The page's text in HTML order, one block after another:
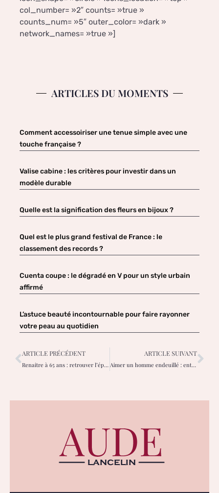
col_number= »2″ counts= »true »
counts_num= »5″ outer_color= »dark »
network_names= »true »]
ARTICLES DU MOMENTS
Comment accessoiriser une tenue simple avec une
touche française ?
Valise cabine : les critères pour investir dans un
modèle durable
Quelle est la signification des fleurs en bijoux ?
Quel est le plus grand festival de France : le
classement des records ?
Cuenta coupe : le dégradé en V pour un style urbain
affirmé
L’astuce beauté incontournable pour faire rayonner
votre peau au quotidien
ARTICLE PRÉCÉDENT
Renaitre à 65 ans : retrouver l’épanouissement après un deuil
ARTICLE SUIVANT
Aimer un homme endeuillé : entre soutien et équilibre personnel